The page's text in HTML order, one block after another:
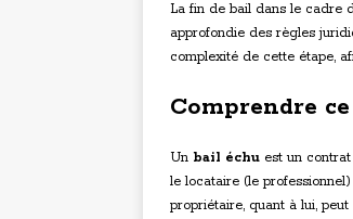
La fin de bail dans le cadre
approfondie des règles
complexité de cette étape,
Comprendre
Un bail échu est un
le locataire (le
propriétaire, quant à lui,